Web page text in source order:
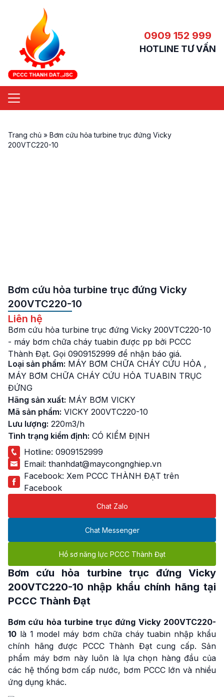
0909 152 999
HOTLINE TƯ VẤN
Trang chủ » Bơm cứu hỏa turbine trục đứng Vicky
200VTC220-10
Bơm cứu hỏa turbine trục đứng Vicky
200VTC220-10
Liên hệ
Bơm cứu hỏa turbine trục đứng Vicky 200VTC220-10
- máy bơm chữa cháy tuabin được pp bởi PCCC
Thành Đạt. Gọi 0909152999 để nhận báo giá.
Loại sản phẩm: MÁY BƠM CHỮA CHÁY CỨU HỎA ,
MÁY BƠM CHỮA CHÁY CỨU HỎA TUABIN TRỤC
ĐỨNG
Hãng sản xuất: MÁY BƠM VICKY
Mã sản phẩm: VICKY 200VTC220-10
Lưu lượng: 220m3/h
Tình trạng kiểm định: CÓ KIỂM ĐỊNH
Hotline: 0909152999
Email: thanhdat@maycongnghiep.vn
Facebook: Xem PCCC THÀNH ĐẠT trên
Facebook
Chat Zalo
Chat Messenger
Hồ sơ năng lực PCCC Thành Đạt
Bơm cứu hỏa turbine trục đứng Vicky
200VTC220-10 nhập khẩu chính hãng tại
PCCC Thành Đạt
Bơm cứu hỏa turbine trục đứng Vicky 200VTC220-
10 là 1 model máy bơm chữa cháy tuabin nhập khẩu
chính hãng được PCCC Thành Đạt cung cấp. Sản
phẩm máy bơm này luôn là lựa chọn hàng đầu của
các hệ thống bơm cấp nước, bơm PCCC lớn và nhiều
ứng dụng khác.